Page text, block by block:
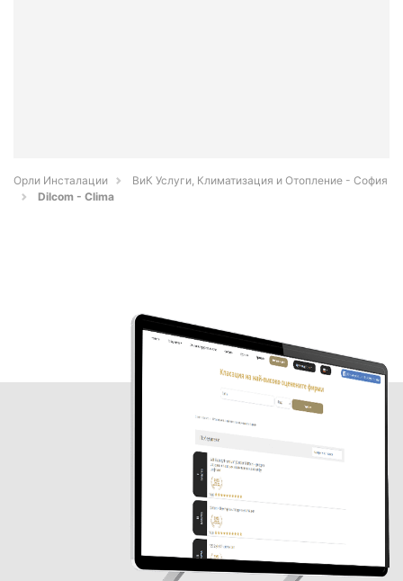
Орли Инсталации
ВиК Услуги, Климатизация и Отопление - София
Dilcom - Clima